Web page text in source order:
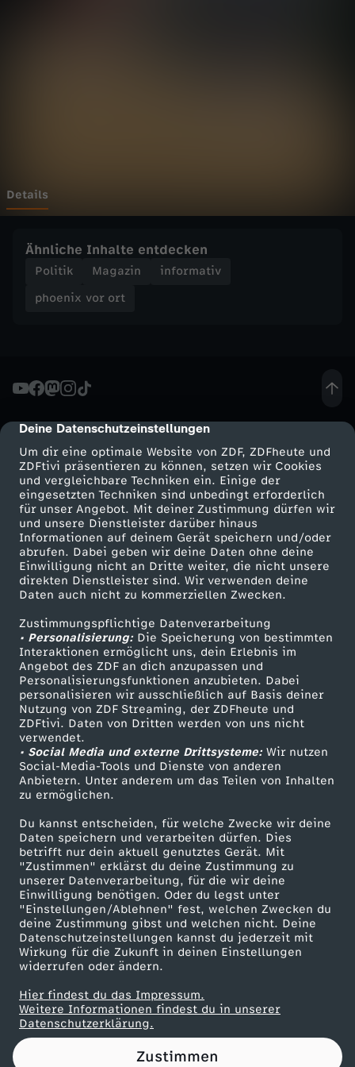
cmp-dialog-description
Deine Datenschutzeinstellungen
Um dir eine optimale Website von ZDF, ZDFheute und
ZDFtivi präsentieren zu können, setzen wir Cookies
und vergleichbare Techniken ein. Einige der
eingesetzten Techniken sind unbedingt erforderlich
für unser Angebot. Mit deiner Zustimmung dürfen wir
und unsere Dienstleister darüber hinaus
Informationen auf deinem Gerät speichern und/oder
abrufen. Dabei geben wir deine Daten ohne deine
Einwilligung nicht an Dritte weiter, die nicht unsere
direkten Dienstleister sind. Wir verwenden deine
Daten auch nicht zu kommerziellen Zwecken.
Zustimmungspflichtige Datenverarbeitung
• Personalisierung:Die Speicherung von bestimmten
Interaktionen ermöglicht uns, dein Erlebnis im
Angebot des ZDF an dich anzupassen und
Personalisierungsfunktionen anzubieten. Dabei
personalisieren wir ausschließlich auf Basis deiner
Nutzung von ZDF Streaming, der ZDFheute und
ZDFtivi. Daten von Dritten werden von uns nicht
verwendet.
• Social Media und externe Drittsysteme:Wir nutzen
Social-Media-Tools und Dienste von anderen
Anbietern. Unter anderem um das Teilen von Inhalten
zu ermöglichen.
Du kannst entscheiden, für welche Zwecke wir deine
Daten speichern und verarbeiten dürfen. Dies
betrifft nur dein aktuell genutztes Gerät. Mit
"Zustimmen" erklärst du deine Zustimmung zu
unserer Datenverarbeitung, für die wir deine
Einwilligung benötigen. Oder du legst unter
"Einstellungen/Ablehnen" fest, welchen Zwecken du
deine Zustimmung gibst und welchen nicht. Deine
Datenschutzeinstellungen kannst du jederzeit mit
Wirkung für die Zukunft in deinen Einstellungen
widerrufen oder ändern.
Hier findest du das Impressum.
Weitere Informationen findest du in unserer
Datenschutzerklärung.
Zustimmen
t
L
e
b
i
l
d
a
n
t
i
m
u
s
l
i
m
i
s
c
Details
Ähnliche Inhalte entdecken
Politik Magazin
informativ
phoenix vor ort
Mehr ZDF
ZDF-Apps
Smart TV
ZDFtext
Livestreams
Sendungen A-Z
TV-Programm
Service
ZDFmitreden
Kontakt zum ZDF
Tickets
Zuschauerservice
Hilfe
ZDF Unternehmen
Karriere
ZDF goes Schule
Werbefernsehen
Mainzelmännchen
Partner